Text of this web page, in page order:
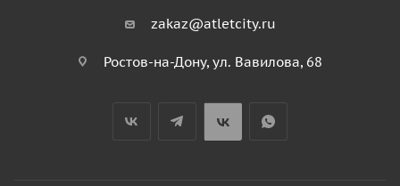
zakaz@atletcity.ru
Ростов-на-Дону, ул. Вавилова, 68